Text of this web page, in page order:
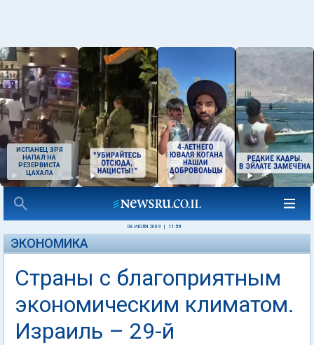
ИСПАНЕЦ ЗРЯ
НАПАЛ НА
РЕЗЕРВИСТА
ЦАХАЛА
08 ИЮЛЯ 2009 11:59
ЭКОНОМИКА
Страны с благоприятным
экономическим климатом.
Израиль – 29-й